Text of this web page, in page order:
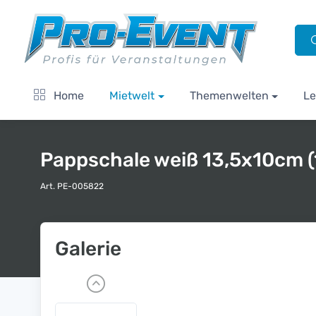
Home Mietwelt Themenwelten
Pappschale weiß 13,5x10cm
Art. PE-005822
Galerie
P
r